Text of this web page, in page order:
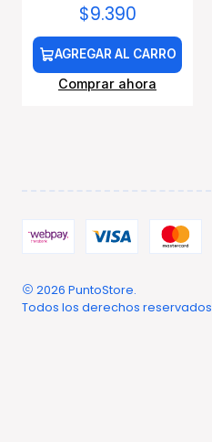
$9.390
AGREGAR AL CARRO
Comprar ahora
2026 PuntoStore.
Todos los derechos reservados